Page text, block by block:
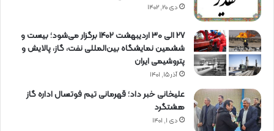
دی ۲۰, ۱۴۰۲
27 الی 30 اردیبهشت 1402 برگزار می‌شود؛ بیست و
ششمین نمایشگاه بین‌المللی نفت، گاز، پالایش و
پتروشیمی ایران
آذر ۱۵, ۱۴۰۱
علیخانی خبر داد؛ قهرمانی تیم فوتسال اداره گاز
هشتگرد
دی ۱, ۱۴۰۱